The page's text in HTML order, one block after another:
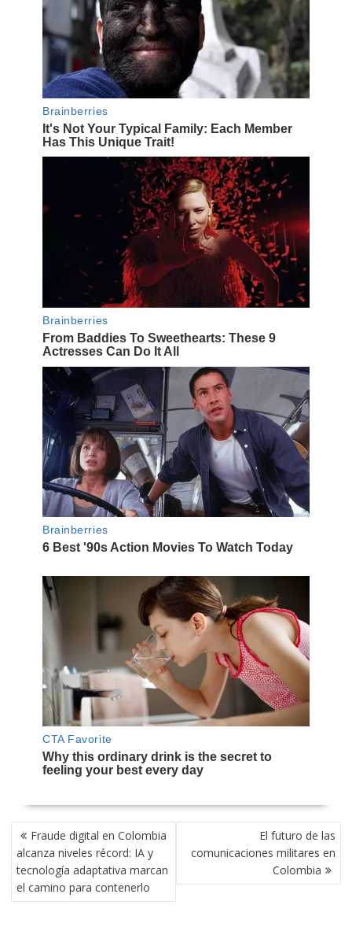
NAVEGACIÓN
DE
ENTRADAS
Fraude digital en Colombia
alcanza niveles récord: IA y
tecnología adaptativa marcan
el camino para contenerlo
El futuro de las
comunicaciones militares en
Colombia